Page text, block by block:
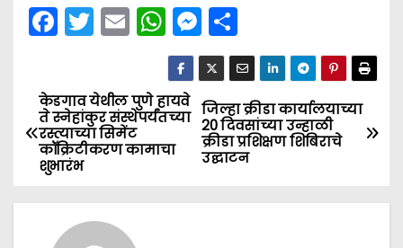
F
a
e
b
o
o
k
T
w
er
E
m
l
W
h
a
ts
A
p
p
M
e
s
s
e
n
g
S
h
ar
e
P
o
जिल्हा क्रीडा कार्यालयाच्या
20 दिवसांच्या उन्हाळी
क्रीडा प्रशिक्षण शिबिराचे
उद्घाटन
केडगाव येथील पुणे हायवे
ते स्नेहांकुर संस्थेपर्यंतच्या
रस्त्याच्या सिमेंट
कॉक्रिटीकरण कामाचा
शुभारंभ